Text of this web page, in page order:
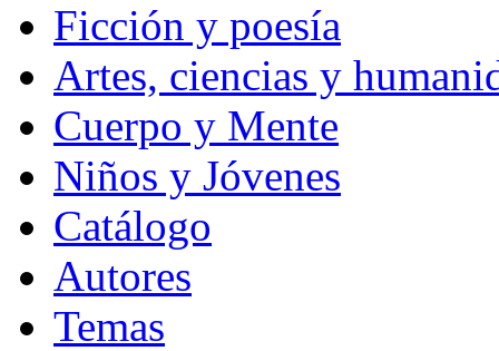
Ficción y poesía
Artes, ciencias y
Cuerpo y Mente
Niños y Jóvenes
Catálogo
Autores
Temas